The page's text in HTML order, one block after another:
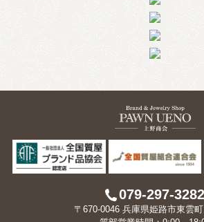
079-297-3282
〒670-0046 兵庫県姫路市東雲